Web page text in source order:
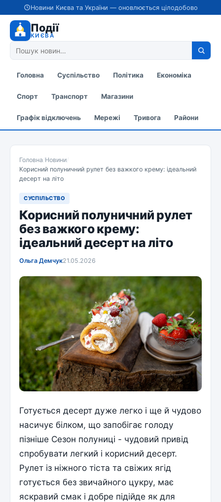
Новини Києва та України — оновлюється цілодобово
Події
КИЄВА
Головна Суспільство Політика Економіка
Спорт Транспорт Магазини
Графік відключень Мережі Тривога Райони
Головна/Новини/
Корисний полуничний рулет без важкого крему: ідеальний
десерт на літо
СУСПІЛЬСТВО
Корисний полуничний рулет
без важкого крему:
ідеальний десерт на літо
Ольга Демчук21.05.2026
Готується десерт дуже легко і ще й чудово
насичує білком, що запобігає голоду
пізніше Сезон полуниці - чудовий привід
спробувати легкий і корисний десерт.
Рулет із ніжного тіста та свіжих ягід
готується без звичайного цукру, має
яскравий смак і добре підійде як для